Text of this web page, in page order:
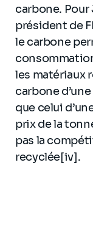
carbone.
président de
le carbone
les matériaux
carbone
que celui
prix de la
pas la
recyclée[iv].